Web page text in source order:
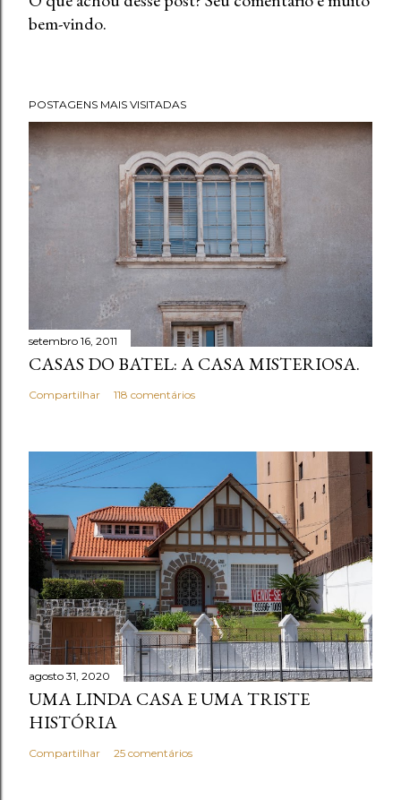
P
a
r
u
m
c
t
á
r
i
bem-vindo.
POSTAGENS MAIS VISITADAS
setembro 16, 2011
CASAS DO BATEL: A CASA MISTERIOSA.
Compartilhar 118 comentários
agosto 31, 2020
UMA LINDA CASA E UMA TRISTE
HISTÓRIA
Compartilhar 25 comentários